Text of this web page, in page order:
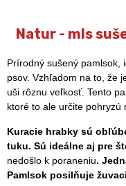
Natur - mls
Prírodný sušený pamlsok,
psov. Vzhľadom na to, že
uši rôznu veľkosť. Tento
ktoré to ale určite pohryzú
Kuracie hrabky sú
tuku. Sú ideálne aj pre
nedošlo k poraneniu.
Pamlsok posilňuje